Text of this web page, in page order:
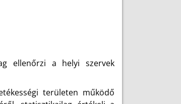
ellenőrzi a helyi szervek
területen működő